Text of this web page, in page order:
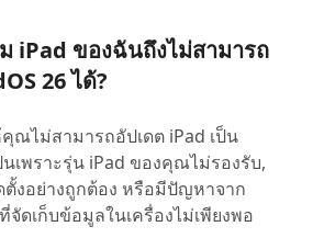
iPad ของฉันถึงไม่สามารถ
26 ได้?
ณไม่สามารถอัปเดต iPad เป็น
นเพราะรุ่น iPad ของคุณไม่รองรับ,
ตั้งอย่างถูกต้อง หรือมีปัญหาจาก
จัดเก็บข้อมูลในเครื่องไม่เพียงพอ